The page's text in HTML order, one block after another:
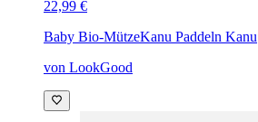
22,99 €
Baby Bio-MützeKanu Paddeln Kanu
von LookGood